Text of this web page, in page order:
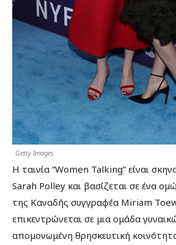
Getty Images
Η ταινία “Women Talking” είναι
Sarah Polley και βασίζεται σε ένα
της Καναδής συγγραφέα Miriam
επικεντρώνεται σε μια ομάδα
απομονωμένη θρησκευτική